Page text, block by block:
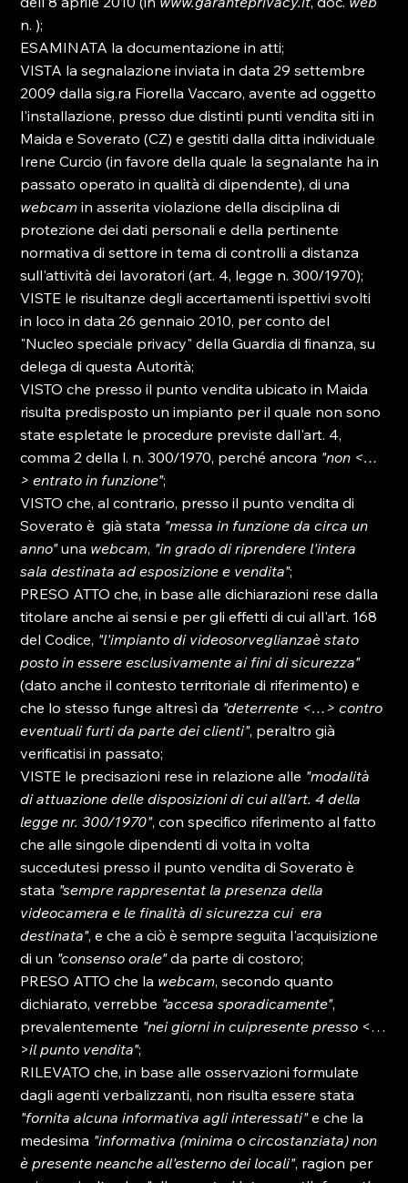
n. );
ESAMINATA la documentazione in atti;
VISTA la segnalazione inviata in data 29 settembre
2009 dalla sig.ra Fiorella Vaccaro, avente ad oggetto
l'installazione, presso due distinti punti vendita siti in
Maida e Soverato (CZ) e gestiti dalla ditta individuale
Irene Curcio (in favore della quale la segnalante ha in
passato operato in qualità di dipendente), di una
webcam in asserita violazione della disciplina di
protezione dei dati personali e della pertinente
normativa di settore in tema di controlli a distanza
sull'attività dei lavoratori (art. 4, legge n. 300/1970);
VISTE le risultanze degli accertamenti ispettivi svolti
in loco in data 26 gennaio 2010, per conto del
"Nucleo speciale privacy" della Guardia di finanza, su
delega di questa Autorità;
VISTO che presso il punto vendita ubicato in Maida
risulta predisposto un impianto per il quale non sono
state espletate le procedure previste dall'art. 4,
comma 2 della l. n. 300/1970, perché ancora "non <…
> entrato in funzione";
VISTO che, al contrario, presso il punto vendita di
Soverato è  già stata "messa in funzione da circa un
anno" una webcam, "in grado di riprendere l'intera
sala destinata ad esposizione e vendita";
PRESO ATTO che, in base alle dichiarazioni rese dalla
titolare anche ai sensi e per gli effetti di cui all'art. 168
del Codice, "l'impianto di videosorveglianzaè stato
posto in essere esclusivamente ai fini di sicurezza"
(dato anche il contesto territoriale di riferimento) e
che lo stesso funge altresì da "deterrente <…> contro
eventuali furti da parte dei clienti", peraltro già
verificatisi in passato;
VISTE le precisazioni rese in relazione alle "modalità
di attuazione delle disposizioni di cui all'art. 4 della
legge nr. 300/1970", con specifico riferimento al fatto
che alle singole dipendenti di volta in volta
succedutesi presso il punto vendita di Soverato è
stata "sempre rappresentat la presenza della
videocamera e le finalità di sicurezza cui era
destinata", e che a ciò è sempre seguita l'acquisizione
di un "consenso orale" da parte di costoro;
PRESO ATTO che la webcam, secondo quanto
dichiarato, verrebbe "accesa sporadicamente",
prevalentemente "nei giorni in cuipresente presso <…
>il punto vendita";
RILEVATO che, in base alle osservazioni formulate
dagli agenti verbalizzanti, non risulta essere stata
"fornita alcuna informativa agli interessati" e che la
medesima "informativa (minima o circostanziata) non
è presente neanche all'esterno dei locali", ragion per